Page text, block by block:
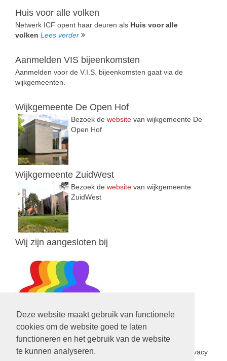
Deze website maakt gebruik van functionele
cookies om de website goed te laten
functioneren en het gebruik van de website
te kunnen analyseren.
Huis voor alle volken
Netwerk ICF opent haar deuren als Huis voor alle
volken Lees verder
Aanmelden VIS bijeenkomsten
Aanmelden voor de V.I.S. bijeenkomsten gaat via de
wijkgemeenten.
Wijkgemeente De Open Hof
Bezoek de website van wijkgemeente De
Open Hof
Wijkgemeente ZuidWest
Bezoek de website van wijkgemeente
ZuidWest
Wij zijn aangesloten bij
Privacy Statement
In het kader van de nieuwe privacy wetgeving is een privacy